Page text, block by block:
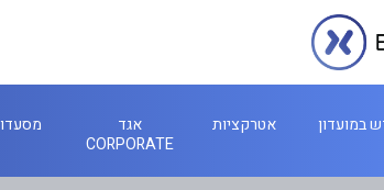
במועדון אטרקציות
אגד
CORPORATE